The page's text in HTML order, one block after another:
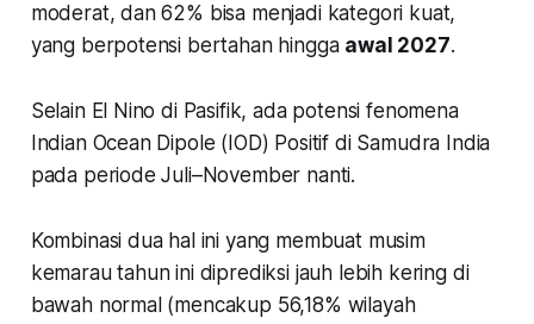
moderat, dan 62% bisa menjadi kategori kuat,
yang berpotensi bertahan hingga awal 2027.
Selain El Nino di Pasifik, ada potensi fenomena
Indian Ocean Dipole (IOD) Positif di Samudra India
pada periode Juli–November nanti.
Kombinasi dua hal ini yang membuat musim
kemarau tahun ini diprediksi jauh lebih kering di
bawah normal (mencakup 56,18% wilayah